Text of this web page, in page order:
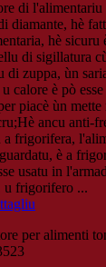
di
diamante, hè
hè sicuru
di sigillatura
di zuppa, ùn
u calore è pò
piacè ùn
ancu anti-
a frigorifera,
è a
usatu in
u frigorifero ...